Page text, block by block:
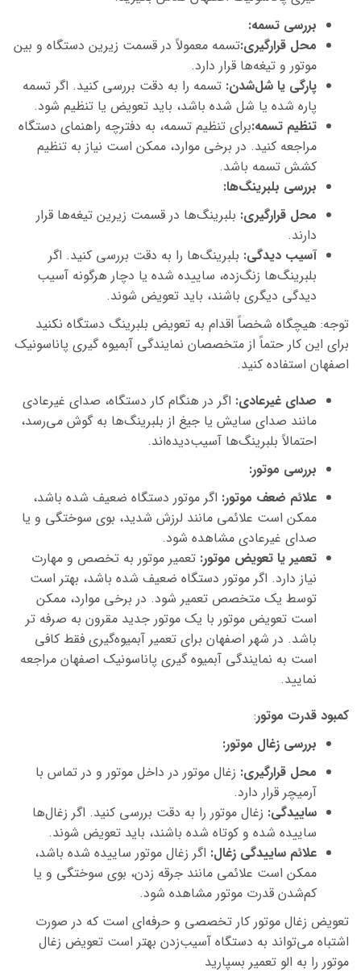
بررسی تسمه:
محل قرارگیری:تسمه معمولاً در قسمت زیرین دستگاه و بین
موتور و تیغه‌ها قرار دارد.
پارگی یا شل‌شدن: تسمه را به دقت بررسی کنید. اگر تسمه
پاره شده یا شل شده باشد، باید تعویض یا تنظیم شود.
تنظیم تسمه:برای تنظیم تسمه، به دفترچه راهنمای دستگاه
مراجعه کنید. در برخی موارد، ممکن است نیاز به تنظیم
کشش تسمه باشد.
بررسی بلبرینگ‌ها:
محل قرارگیری: بلبرینگ‌ها در قسمت زیرین تیغه‌ها قرار
دارند.
آسیب دیدگی: بلبرینگ‌ها را به دقت بررسی کنید. اگر
بلبرینگ‌ها زنگ‌زده، ساییده شده یا دچار هرگونه آسیب
دیدگی دیگری باشند، باید تعویض شوند.
توجه: هیچگاه شخصاً اقدام به تعویض بلبرینگ دستگاه نکنید
برای این کار حتماً از متخصصان نمایندگی آبمیوه گیری پاناسونیک
اصفهان استفاده کنید.
صدای غیرعادی: اگر در هنگام کار دستگاه، صدای غیرعادی
مانند صدای سایش یا جیغ از بلبرینگ‌ها به گوش می‌رسد،
احتمالاً بلبرینگ‌ها آسیب‌دیده‌اند.
بررسی موتور:
علائم ضعف موتور: اگر موتور دستگاه ضعیف شده باشد،
ممکن است علائمی مانند لرزش شدید، بوی سوختگی و یا
صدای غیرعادی مشاهده شود.
تعمیر یا تعویض موتور: تعمیر موتور به تخصص و مهارت
نیاز دارد. اگر موتور دستگاه ضعیف شده باشد، بهتر است
توسط یک متخصص تعمیر شود. در برخی موارد، ممکن
است تعویض موتور با یک موتور جدید مقرون به صرفه تر
باشد. در شهر اصفهان برای تعمیر آبمیوه‌گیری فقط کافی
است به نمایندگی آبمیوه گیری پاناسونیک اصفهان مراجعه
نمایید.
کمبود قدرت موتور:
بررسی زغال موتور:
محل قرارگیری: زغال موتور در داخل موتور و در تماس با
آرمیچر قرار دارد.
ساییدگی: زغال موتور را به دقت بررسی کنید. اگر زغال‌ها
ساییده شده و کوتاه شده باشند، باید تعویض شوند.
علائم ساییدگی زغال: اگر زغال موتور ساییده شده باشد،
ممکن است علائمی مانند جرقه زدن، بوی سوختگی و یا
کم‌شدن قدرت موتور مشاهده شود.
تعویض زغال موتور کار تخصصی و حرفه‌ای است که در صورت
اشتباه می‌تواند به دستگاه آسیب‌زدن بهتر است تعویض زغال
موتور را به الو تعمیر بسپارید